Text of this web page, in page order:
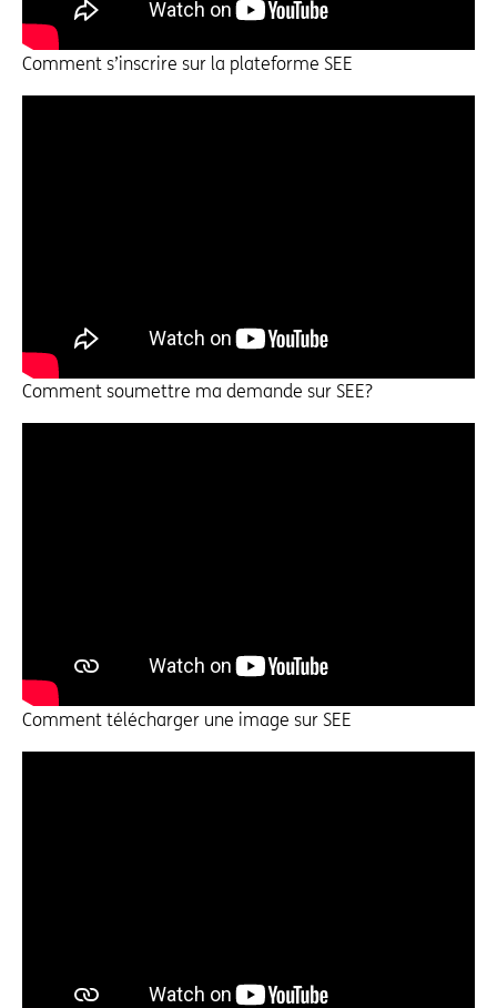
Comment s’inscrire sur la plateforme SEE
Comment soumettre ma demande sur SEE?
Comment télécharger une image sur SEE